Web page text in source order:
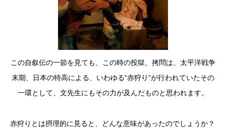
この自叙伝の一節を見ても、この時の投獄、拷問は、太平洋戦争
末期、日本の特高による、いわゆる“赤狩り”が行われていたその
一環として、文先生にもその力が及んだものと思われます。
赤狩りとは摂理的に見ると、どんな意味があったのでしょうか？